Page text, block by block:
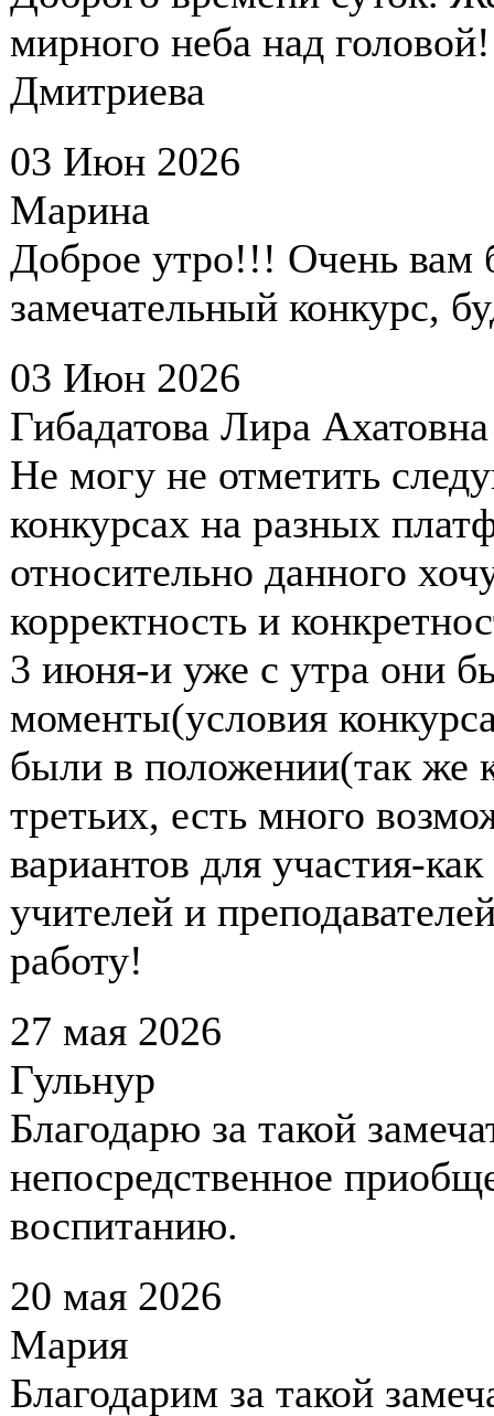
мирного неба над
Дмитриева
03 Июн 2026
Марина
Доброе утро!!! Очень вам
замечательный конкурс,
03 Июн 2026
Гибадатова Лира Ахатовна
Не могу не отметить
конкурсах на разных
относительно данного
корректность и
3 июня-и уже с утра они
моменты(условия
были в положении(так же
третьих, есть много
вариантов для участия-
учителей и
работу!
27 мая 2026
Гульнур
Благодарю за такой
непосредственное
воспитанию.
20 мая 2026
Мария
Благодарим за такой